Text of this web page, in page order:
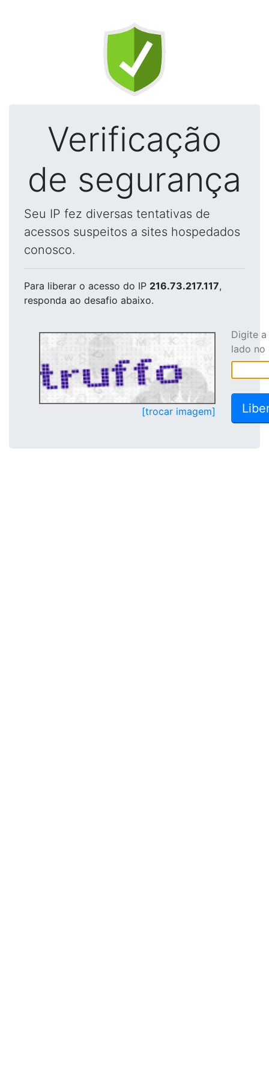
Verificação
de segurança
Seu IP fez diversas tentativas de
acessos suspeitos a sites hospedados
conosco.
Para liberar o acesso do IP 216.73.217.117,
responda ao desafio abaixo.
[trocar imagem]
Digite
lado no